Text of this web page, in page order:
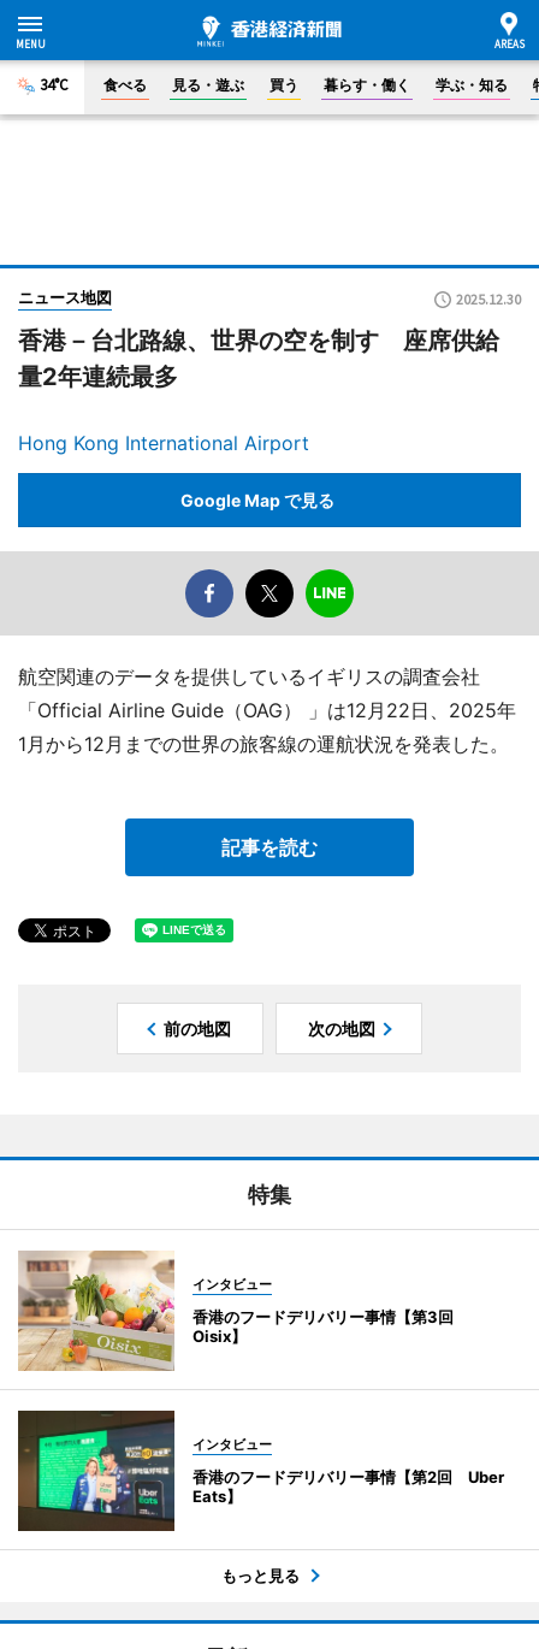
34°C 食べる 見る・遊ぶ 買う 暮らす・働く 学ぶ・知る
ニュース地図 2025.12.30
香港－台北路線、世界の空を制す 座席供給
量2年連続最多
Hong Kong International Airport
Google Map で見る
航空関連のデータを提供しているイギリスの調査会社
「Official Airline Guide（OAG） 」は12月22日、2025年
1月から12月までの世界の旅客線の運航状況を発表した。
記事を読む
前の地図 次の地図
特集
インタビュー
香港のフードデリバリー事情【第3回
Oisix】
インタビュー
香港のフードデリバリー事情【第2回 Uber
Eats】
もっと見る